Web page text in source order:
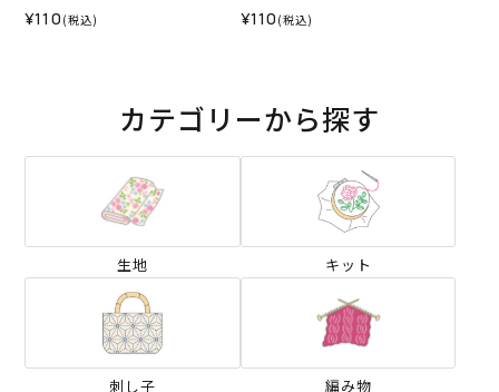
¥110 (税込) ¥110 (税込)
カテゴリーから探す
生地 キット
刺し子 編み物